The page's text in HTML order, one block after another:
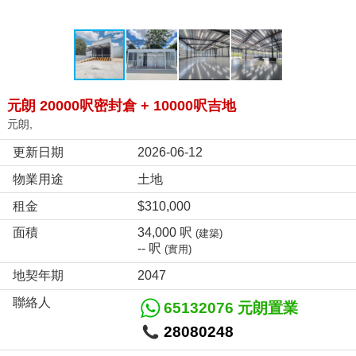
元朗 20000呎密封倉 + 10000呎吉地
元朗,
更新日期
2026-06-12
物業用途
土地
租金
$310,000
面積
34,000 呎 (建築)
-- 呎 (實用)
地契年期
2047
聯絡人
65132076 元朗置業
28080248